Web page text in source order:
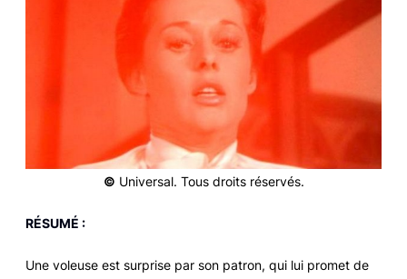
© Universal. Tous droits réservés.
RÉSUMÉ :
Une voleuse est surprise par son patron, qui lui promet de